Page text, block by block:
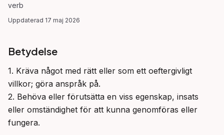
verb
Uppdaterad 17 maj 2026
Betydelse
1. Kräva något med rätt eller som ett oeftergivligt
villkor; göra anspråk på.
2. Behöva eller förutsätta en viss egenskap, insats
eller omständighet för att kunna genomföras eller
fungera.